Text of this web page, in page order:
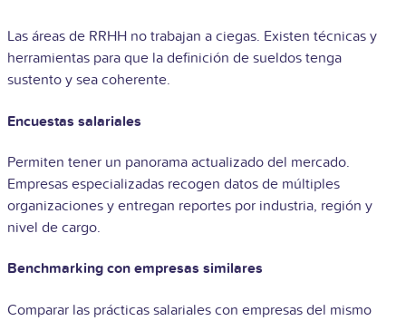
Las áreas de RRHH no trabajan a ciegas. Existen técnicas y
herramientas para que la definición de sueldos tenga
sustento y sea coherente.
Encuestas salariales
Permiten tener un panorama actualizado del mercado.
Empresas especializadas recogen datos de múltiples
organizaciones y entregan reportes por industria, región y
nivel de cargo.
Benchmarking con empresas similares
Comparar las prácticas salariales con empresas del mismo